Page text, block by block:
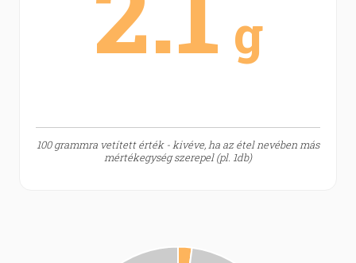
g
100 grammra vetített érték - kivéve, ha az étel nevében más
mértékegység szerepel (pl. 1db)